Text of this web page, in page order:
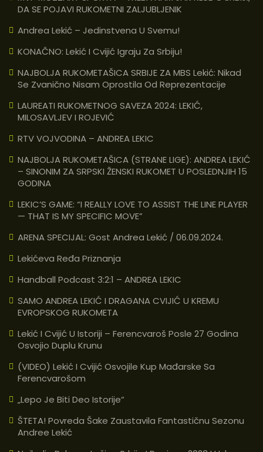
DA SE POJAVI RUKOMETNI ZALJUBLJENIK
Andrea Lekić – Jedinstvena U Svemu!
KONAČNO: Lekić I Cvijić Igraju Za Srbiju!
NAJBOLJA RUKOMETAŠICA SRBIJE ZA MBS Lekić: Nikad
Se Zvanično Nisam Oprostila Od Reprezentacije
LAUREATI RUKOMETNOG SAVEZA 2024: LEKIĆ,
MILOSAVLJEV I ROJEVIĆ
RTV VOJVODINA – ANDREA LEKIC
NAJBOLJA RUKOMETAŠICA (STRANE LIGE): ANDREA LEKIĆ
– SINONIM ZA SRPSKI ŽENSKI RUKOMET U POSLEDNJIH 15
GODINA
LEKIC’S GAME: “I REALLY LOVE TO ASSIST THE LINE PLAYER
— THAT IS MY SPECIFIC MOVE”
ARENA SPECIJAL: Gost Andrea Lekić / 06.09.2024.
Lekićeva Ređa Priznanja
Handball Podcast 3:2:1 – ANDREA LEKIC
SAMO ANDREA LEKIĆ I DRAGANA CVIJIĆ U KREMU
EVROPSKOG RUKOMETA
Lekić I Cvijić U Istoriji – Ferencvaroš Posle 27 Godina
Osvojio Duplu Krunu
(VIDEO) Lekić I Cvijić Osvojile Kup Mađarske Sa
Ferencvarošom
„Lepo Je Biti Deo Istorije“
ŠTETA! Povreda Šake Zaustavila Fantastičnu Sezonu
Andree Lekić